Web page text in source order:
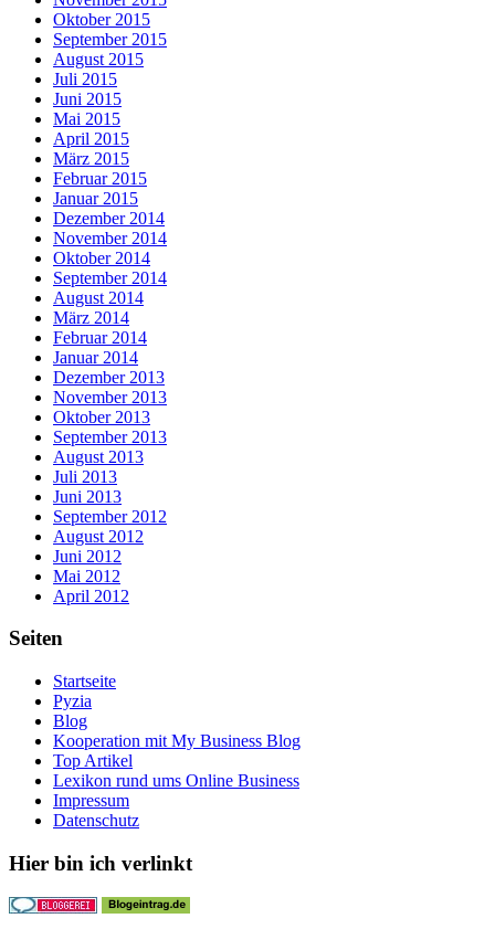
Oktober 2015
September 2015
August 2015
Juli 2015
Juni 2015
Mai 2015
April 2015
März 2015
Februar 2015
Januar 2015
Dezember 2014
November 2014
Oktober 2014
September 2014
August 2014
März 2014
Februar 2014
Januar 2014
Dezember 2013
November 2013
Oktober 2013
September 2013
August 2013
Juli 2013
Juni 2013
September 2012
August 2012
Juni 2012
Mai 2012
April 2012
Seiten
Startseite
Pyzia
Blog
Kooperation mit My Business Blog
Top Artikel
Lexikon rund ums Online Business
Impressum
Datenschutz
Hier bin ich verlinkt